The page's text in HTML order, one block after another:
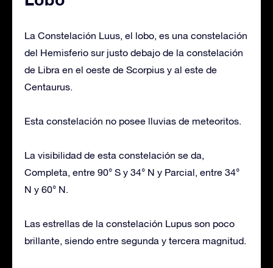
La Constelación Luus, el lobo, es una constelación
del Hemisferio sur justo debajo de la constelación
de Libra en el oeste de Scorpius y al este de
Centaurus.
Esta constelación no posee lluvias de meteoritos.
La visibilidad de esta constelación se da,
Completa, entre 90° S y 34° N y Parcial, entre 34°
N y 60° N.
Las estrellas de la constelación Lupus son poco
brillante, siendo entre segunda y tercera magnitud.